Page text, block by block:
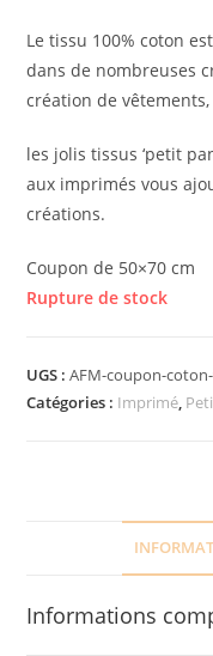
Le tissu 100% coton
dans de nombreuses
création de vêtements,
les jolis tissus ‘petit
aux imprimés vous
créations.
Coupon de 50×70 cm
Rupture de stock
UGS :AFM-coupon-
Catégories : Imprimé,
Informations